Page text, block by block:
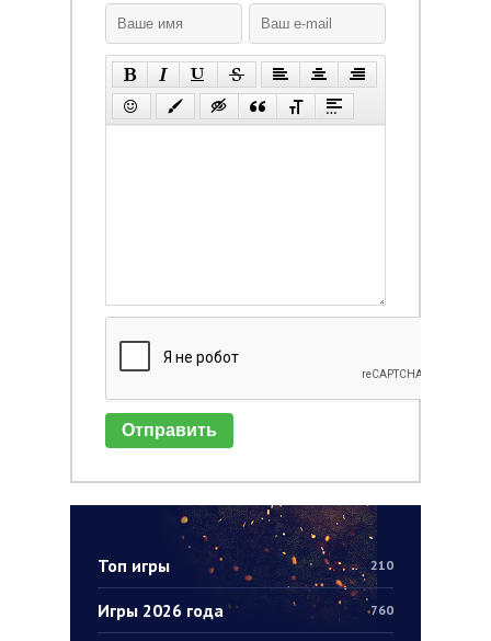
Топ игры 210
Игры 2026 года 760
Отправить